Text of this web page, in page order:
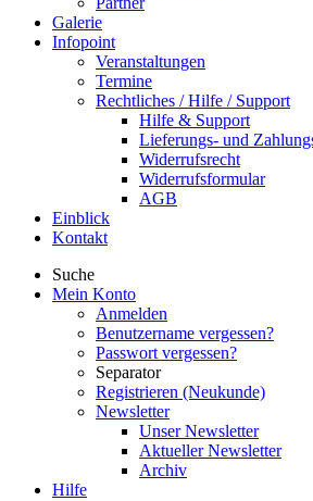
Galerie
Infopoint
Veranstaltungen
Termine
Rechtliches / Hilfe / Support
Hilfe & Support
Lieferungs- und
Widerrufsrecht
Widerrufsformular
AGB
Einblick
Kontakt
Suche
Mein Konto
Anmelden
Benutzername vergessen?
Passwort vergessen?
Separator
Registrieren (Neukunde)
Newsletter
Unser Newsletter
Aktueller Newsletter
Archiv
Hilfe